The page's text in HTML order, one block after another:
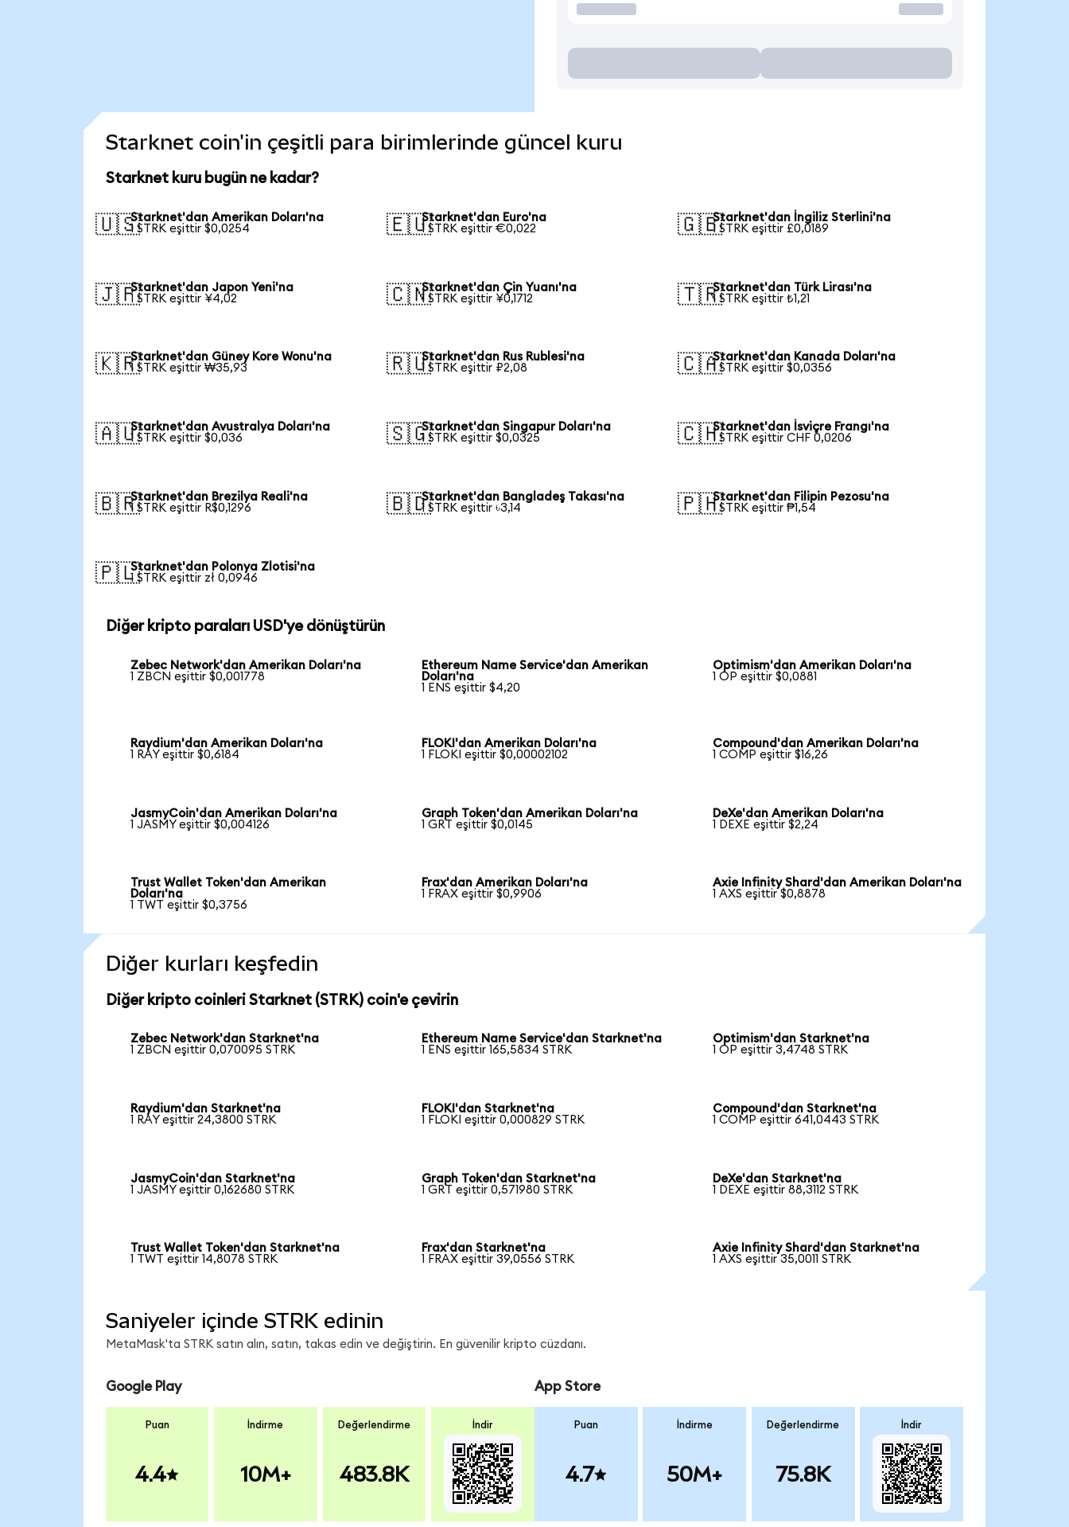
Starknet coin'in çeşitli para birimlerinde güncel kuru
Starknet kuru bugün ne kadar?
🇺🇸Starknet'dan Amerikan Doları'na
1 STRK eşittir $0,0254
🇪🇺Starknet'dan Euro'na
1 STRK eşittir €0,022
🇬🇧Starknet'dan İngiliz Sterlini'na
1 STRK eşittir £0,0189
🇯🇵Starknet'dan Japon Yeni'na
1 STRK eşittir ¥4,02
🇨🇳Starknet'dan Çin Yuanı'na
1 STRK eşittir ¥0,1712
🇹🇷Starknet'dan Türk Lirası'na
1 STRK eşittir ₺1,21
🇰🇷Starknet'dan Güney Kore Wonu'na
1 STRK eşittir ₩35,93
🇷🇺Starknet'dan Rus Rublesi'na
1 STRK eşittir ₽2,08
🇨🇦Starknet'dan Kanada Doları'na
1 STRK eşittir $0,0356
🇦🇺Starknet'dan Avustralya Doları'na
1 STRK eşittir $0,036
🇸🇬Starknet'dan Singapur Doları'na
1 STRK eşittir $0,0325
🇨🇭Starknet'dan İsviçre Frangı'na
1 STRK eşittir CHF 0,0206
🇧🇷Starknet'dan Brezilya Reali'na
1 STRK eşittir R$0,1296
🇧🇩Starknet'dan Bangladeş Takası'na
1 STRK eşittir ৳3,14
🇵🇭Starknet'dan Filipin Pezosu'na
1 STRK eşittir ₱1,54
🇵🇱Starknet'dan Polonya Zlotisi'na
1 STRK eşittir zł 0,0946
Diğer kripto paraları USD'ye dönüştürün
Zebec Network'dan Amerikan Doları'na
1 ZBCN eşittir $0,001778
Ethereum Name Service'dan Amerikan
Doları'na
1 ENS eşittir $4,20
Optimism'dan Amerikan Doları'na
1 OP eşittir $0,0881
Raydium'dan Amerikan Doları'na
1 RAY eşittir $0,6184
FLOKI'dan Amerikan Doları'na
1 FLOKI eşittir $0,00002102
Compound'dan Amerikan Doları'na
1 COMP eşittir $16,26
JasmyCoin'dan Amerikan Doları'na
1 JASMY eşittir $0,004126
Graph Token'dan Amerikan Doları'na
1 GRT eşittir $0,0145
DeXe'dan Amerikan Doları'na
1 DEXE eşittir $2,24
Trust Wallet Token'dan Amerikan
Doları'na
1 TWT eşittir $0,3756
Frax'dan Amerikan Doları'na
1 FRAX eşittir $0,9906
Axie Infinity Shard'dan Amerikan Doları'na
1 AXS eşittir $0,8878
Diğer kurları keşfedin
Diğer kripto coinleri Starknet (STRK) coin'e çevirin
Zebec Network'dan Starknet'na
1 ZBCN eşittir 0,070095 STRK
Ethereum Name Service'dan Starknet'na
1 ENS eşittir 165,5834 STRK
Optimism'dan Starknet'na
1 OP eşittir 3,4748 STRK
Raydium'dan Starknet'na
1 RAY eşittir 24,3800 STRK
FLOKI'dan Starknet'na
1 FLOKI eşittir 0,000829 STRK
Compound'dan Starknet'na
1 COMP eşittir 641,0443 STRK
JasmyCoin'dan Starknet'na
1 JASMY eşittir 0,162680 STRK
Graph Token'dan Starknet'na
1 GRT eşittir 0,571980 STRK
DeXe'dan Starknet'na
1 DEXE eşittir 88,3112 STRK
Trust Wallet Token'dan Starknet'na
1 TWT eşittir 14,8078 STRK
Frax'dan Starknet'na
1 FRAX eşittir 39,0556 STRK
Axie Infinity Shard'dan Starknet'na
1 AXS eşittir 35,0011 STRK
Saniyeler içinde STRK edinin
MetaMask'ta STRK satın alın, satın, takas edin ve değiştirin. En güvenilir kripto cüzdanı.
Google Play
Puan
4.4
İndirme
10M+
Değerlendirme
483.8K
İndir
App Store
Puan
4.7
İndirme
50M+
Değerlendirme
75.8K
İndir